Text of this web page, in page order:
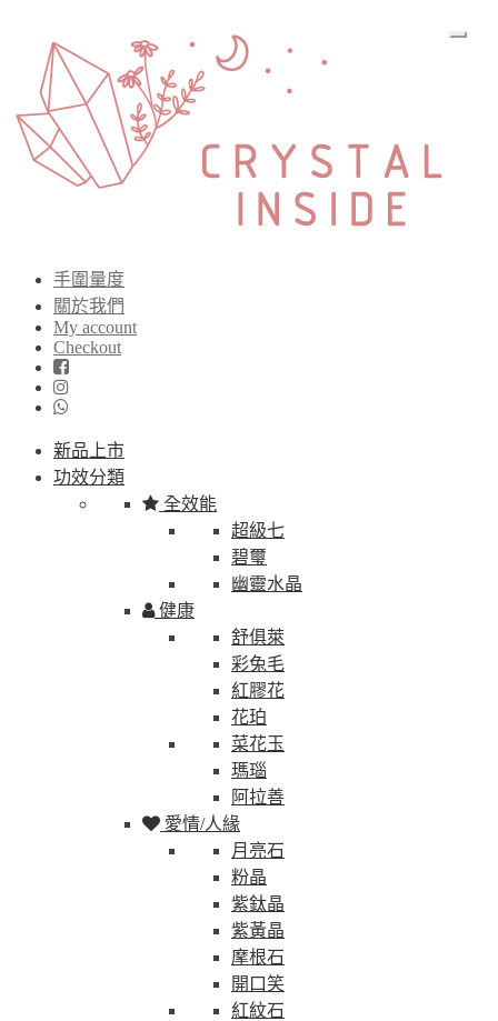
手圍量度
關於我們
My account
Checkout
新品上市
功效分類
全效能
超級七
碧璽
幽靈水晶
健康
舒俱萊
彩兔毛
紅膠花
花珀
菜花玉
瑪瑙
阿拉善
愛情/人緣
月亮石
粉晶
紫鈦晶
紫黃晶
摩根石
開口笑
紅紋石